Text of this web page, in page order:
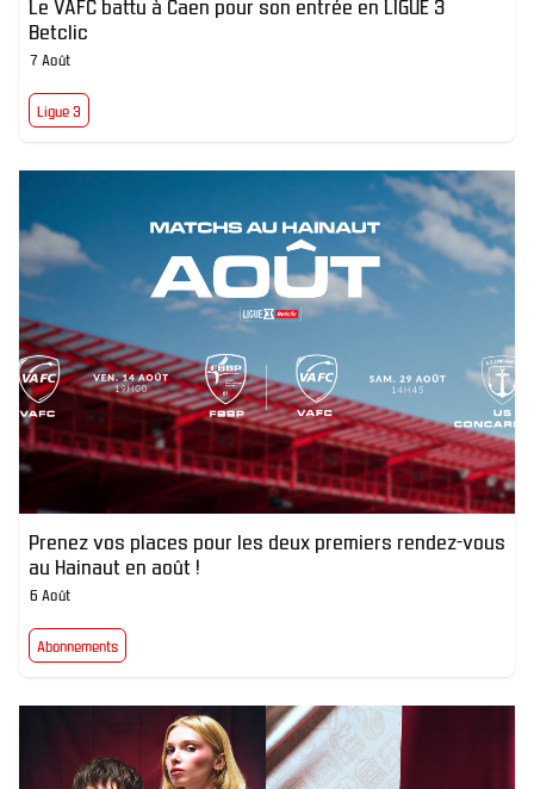
Betclic
7 Août
Ligue 3
Prenez vos places pour les deux premiers rendez-vous
au Hainaut en août !
6 Août
Abonnements